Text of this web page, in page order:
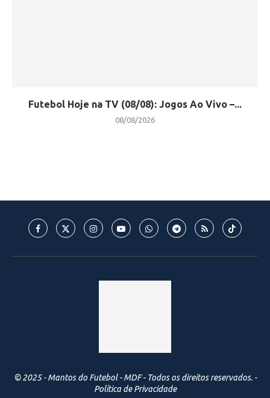
Futebol Hoje na TV (08/08): Jogos Ao Vivo –...
08/08/2026
© 2025 - Mantos do Futebol - MDF - Todos os direitos reservados. -
Política de Privacidade